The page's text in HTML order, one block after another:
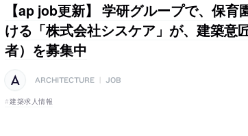
【ap job更新】 学研グループで、保
ける「株式会社シスケア」が、建築意
者）を募集中
ARCHITECTURE JOB
建築求人情報